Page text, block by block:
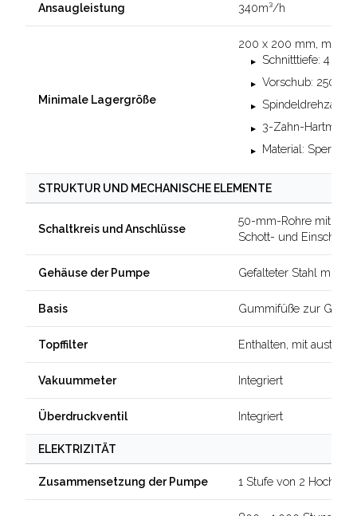
Ansaugleistung 340m³/h
Minimale Lagergröße
200 x 200 mm, mit
Schnitttiefe: 4 mm
Vorschub: 2500
Spindeldrehzahl:
3-Zahn-
Material: Sperrholz
STRUKTUR UND MECHANISCHE ELEMENTE
Schaltkreis und Anschlüsse
50-mm-Rohre mit
Schott- und
Gehäuse der Pumpe Gefalteter Stahl mit
Basis Gummifüße zur
Topffilter Enthalten, mit
Vakuummeter Integriert
Überdruckventil Integriert
ELEKTRIZITÄT
Zusammensetzung der Pumpe 1 Stufe von 2